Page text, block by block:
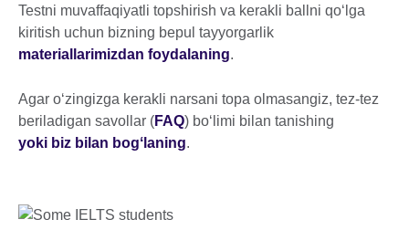
Testni muvaffaqiyatli topshirish va kerakli ballni qoʻlga
kiritish uchun bizning bepul tayyorgarlik
materiallarimizdan foydalaning.
Agar oʻzingizga kerakli narsani topa olmasangiz, tez-tez
beriladigan savollar (FAQ) boʻlimi bilan tanishing
yoki biz bilan bogʻlaning.